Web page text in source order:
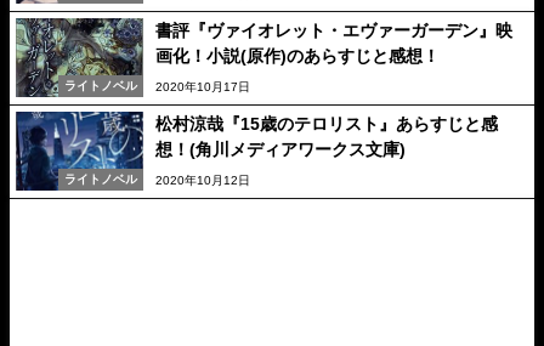
ライトノベル
書評『ヴァイオレット・エヴァーガーデン』映
画化！小説(原作)のあらすじと感想！
2020年10月17日
ライトノベル
松村涼哉『15歳のテロリスト』あらすじと感
想！(角川メディアワークス文庫)
2020年10月12日